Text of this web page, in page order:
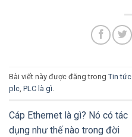
Bài viết này được đăng trong Tin tức
plc, PLC là gì.
Cáp Ethernet là gì? Nó có tác
dụng như thế nào trong đời